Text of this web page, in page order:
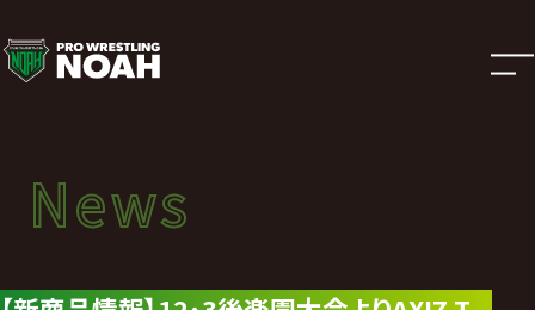
ニ
ュ
ー
ス
|
News
ニュース
News